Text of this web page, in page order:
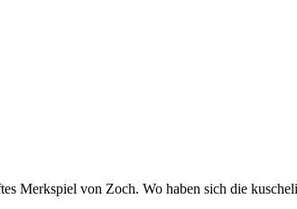
Merkspiel von Zoch. Wo haben sich die